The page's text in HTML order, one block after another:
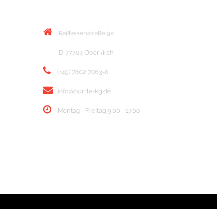
Raiffeisenstraße 9a
D-77704 Oberkirch
(+49) 7802 7063-0
info@hurrle-kg.de
Montag - Freitag 9.00 - 17.00